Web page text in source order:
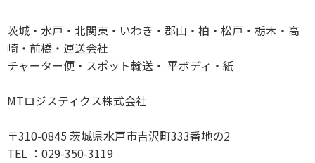
茨城・水戸・北関東・いわき・郡山・柏・松戸・栃木・高
崎・前橋・運送会社
チャーター便・スポット輸送・ 平ボディ・紙
MTロジスティクス株式会社
〒310-0845 茨城県水戸市吉沢町333番地の2
TEL ：029-350-3119